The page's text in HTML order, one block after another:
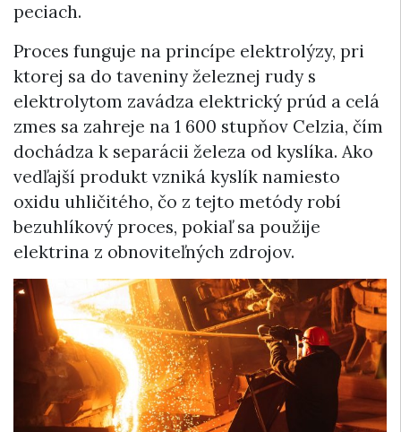
peciach.
Proces funguje na princípe elektrolýzy, pri
ktorej sa do taveniny železnej rudy s
elektrolytom zavádza elektrický prúd a celá
zmes sa zahreje na 1 600 stupňov Celzia, čím
dochádza k separácii železa od kyslíka. Ako
vedľajší produkt vzniká kyslík namiesto
oxidu uhličitého, čo z tejto metódy robí
bezuhlíkový proces, pokiaľ sa použije
elektrina z obnoviteľných zdrojov.